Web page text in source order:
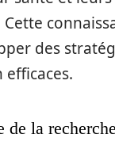
des
de la